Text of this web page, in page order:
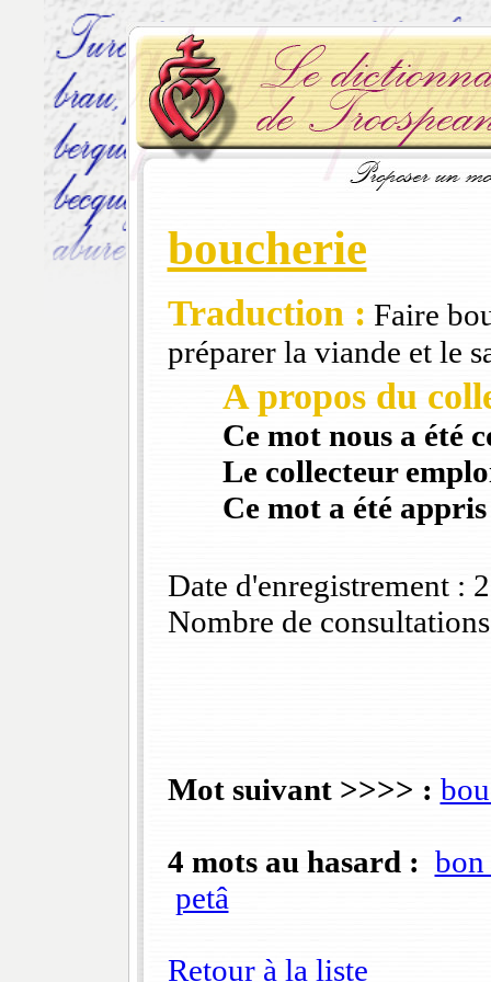
boucherie
Traduction : Faire
préparer la viande et le
A propos du
Ce mot nous a été
Le collecteur
Ce mot a été
Date d'enregistrement :
Nombre de
Mot suivant >>>> :
4 mots au hasard : bon
petâ
Retour à la liste